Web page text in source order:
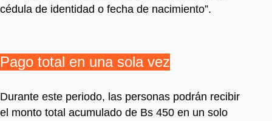
cédula de identidad o fecha de nacimiento”.
Pago total en una sola vez
Durante este periodo, las personas podrán recibir
el monto total acumulado de Bs 450 en un solo